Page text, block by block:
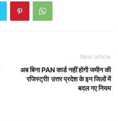
Next article
अब बिना PAN कार्ड नहीं होगी जमीन की
रजिस्ट्री! उत्तर प्रदेश के इन जिलों में
बदल गए नियम